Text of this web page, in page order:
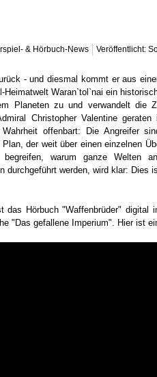
& Hörbuch-News Veröffentlicht:
- und diesmal kommt er aus
Heimatwelt Waran`tol`nai ein
Planeten zu und verwandelt die
Christopher Valentine
Wahrheit offenbart: Die Angreifer
der weit über einen einzelnen
warum ganze Welten
durchgeführt werden, wird klar:
das Hörbuch "Waffenbrüder"
"Das gefallene Imperium". Hier ist